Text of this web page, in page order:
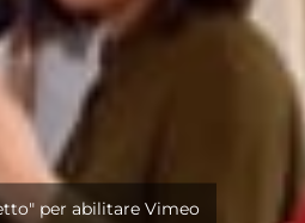
per abilitare Vimeo